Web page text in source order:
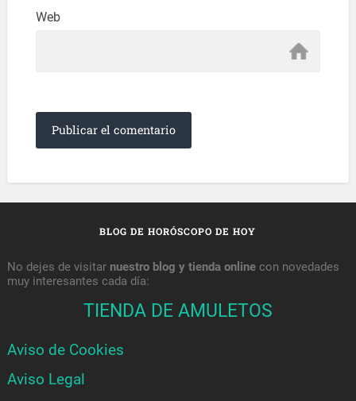
Web
BLOG DE HORÓSCOPO DE HOY
No dejes de visitar nuestro blog y tienda onlinecon novedades
muy interesantes cada día:
TIENDA DE AMULETOS
Aviso de Cookies
Aviso Legal